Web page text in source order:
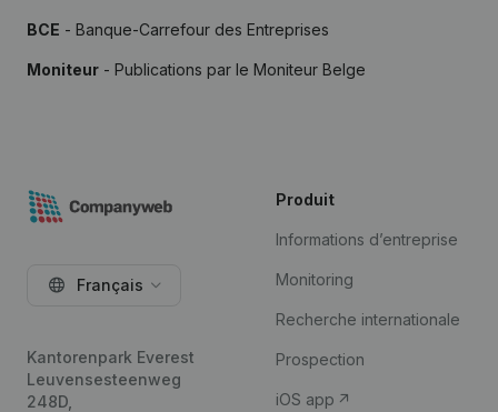
BCE - Banque-Carrefour des Entreprises
Moniteur - Publications par le Moniteur Belge
Français
Kantorenpark Everest
Leuvensesteenweg
248D,
Produit
Informations d’entreprise
Monitoring
Recherche internationale
Prospection
iOS app